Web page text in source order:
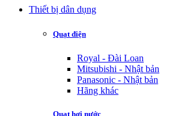
Thiết bị dân dụng
Quạt điện
Royal - Đài Loan
Mitsubishi - Nhật bản
Panasonic - Nhật bản
Hãng khác
Quạt hơi nước